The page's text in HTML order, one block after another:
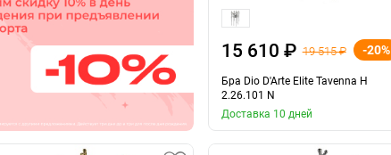
15 610 ₽ 19 515 ₽ -20%
Бра Dio D'Arte Elite Tavenna H
2.26.101 N
Доставка 10 дней